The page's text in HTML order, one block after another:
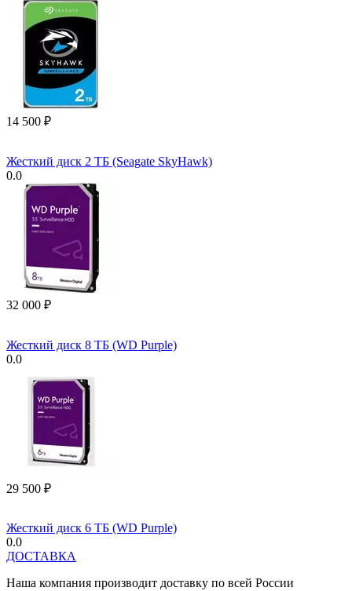
14 500 ₽
Жесткий диск 2 ТБ (Seagate SkyHawk)
0.0
32 000 ₽
Жесткий диск 8 ТБ (WD Purple)
0.0
29 500 ₽
Жесткий диск 6 ТБ (WD Purple)
0.0
ДОСТАВКА
Наша компания производит доставку по всей России